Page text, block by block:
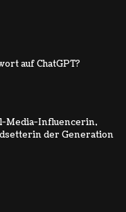
auf ChatGPT?
Media-Influencerin,
der Generation